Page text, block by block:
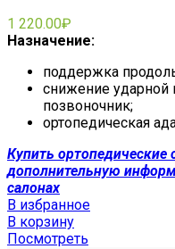
1 220.00₽
Назначение:
поддержка
снижение ударной
позвоночник;
ортопедическая
Купить ортопедические
дополнительную
салонах
В избранное
В корзину
Посмотреть